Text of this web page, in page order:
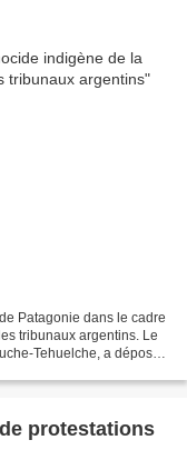
Patagonie dans le cadre
tribunaux argentins. Le
Tehuelche, a déposé
protestations